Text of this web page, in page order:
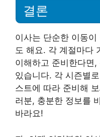
결론
이사는 단순한 이동
도 해요. 각 계절마다
이해하고 준비한다면
있습니다. 각 시즌별
스트에 따라 준비해
러분, 충분한 정보를
바라요!